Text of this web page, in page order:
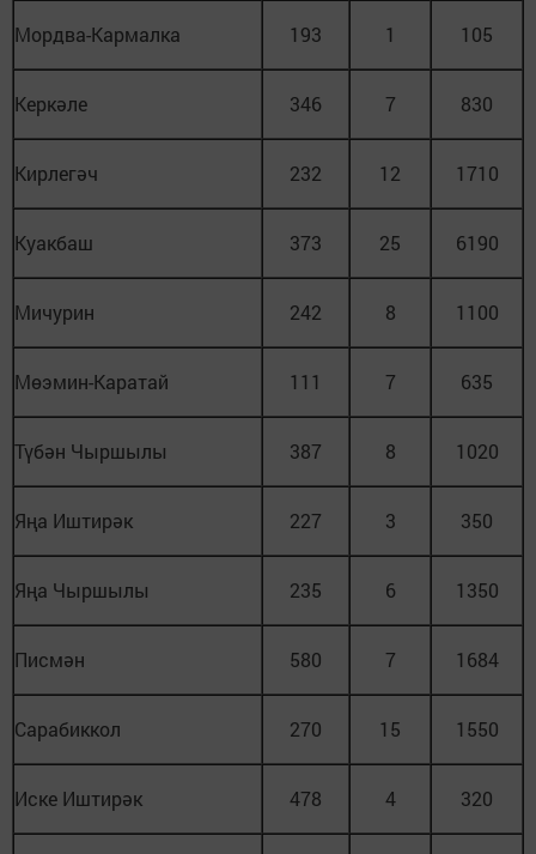
Мордва-Кармалка 193 1 105
Керкәле 346 7 830
Кирлегәч 232 12 1710
Куакбаш 373 25 6190
Мичурин 242 8 1100
Мөэмин-Каратай 111 7 635
Түбән Чыршылы 387 8 1020
Яңа Иштирәк 227 3 350
Яңа Чыршылы 235 6 1350
Писмән 580 7 1684
Сарабиккол 270 15 1550
Иске Иштирәк 478 4 320